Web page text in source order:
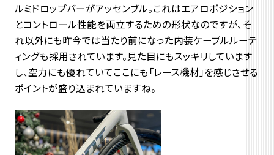
ルミドロップバーがアッセンブル。これはエアロポジション
とコントロール性能を両立するための形状なのですが、そ
れ以外にも昨今では当たり前になった内装ケーブルルーテ
ィングも採用されています。見た目にもスッキリしています
し、空力にも優れていてここにも「レース機材」を感じさせる
ポイントが盛り込まれていますね。